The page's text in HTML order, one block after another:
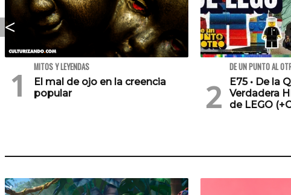
MITOS Y LEYENDAS
El mal de ojo en la creencia
popular
DE UN PUNTO AL
E75 • De la
Verdadera
de LEGO